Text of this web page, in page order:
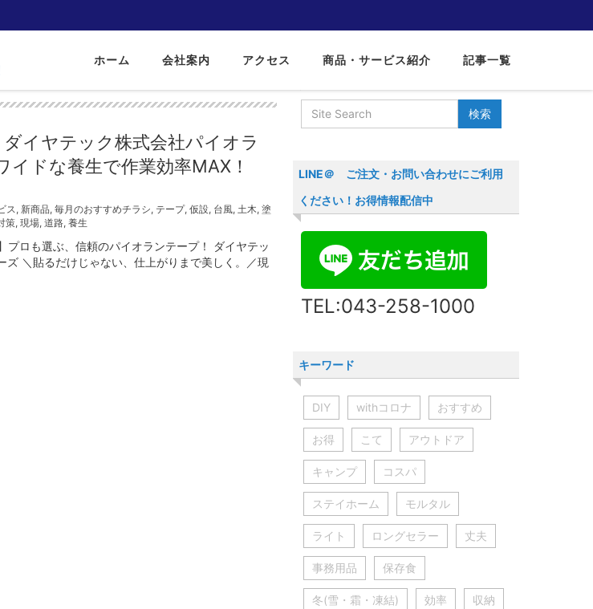
ホーム 会社案内 アクセス 商品・サービス紹介 記事一覧
ダイヤテック株式会社パイオラ
イドな養生で作業効率MAX！
ス, 新商品,毎月のおすすめチラシ, テープ,仮設, 台風, 土木,塗
策,現場,道路,養生
プロも選ぶ、信頼のパイオランテープ！ ダイヤテッ
ズ ＼貼るだけじゃない、仕上がりまで美しく。／現
サイト内検索
LINE＠ ご注文・お問い合わせにご利用
ください！お得情報配信中
TEL:043-258-1000
キーワード
DIY withコロナ おすすめ
お得 こて アウトドア
キャンプ コスパ
ステイホーム モルタル
ライト ロングセラー 丈夫
事務用品 保存食
冬(雪・霜・凍結) 効率 収納